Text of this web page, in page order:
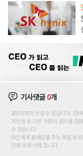
기사댓글0개
200자까지 쓰실 수 있습니다. (
저작권 등 다른 사람의 권리를 침
수 있습니다.
타인에게 불쾌감을 주는 욕설 등
단에 의해 삭제 합니다.